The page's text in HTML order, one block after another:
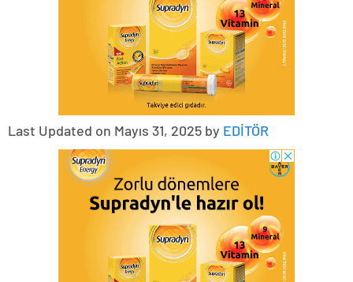
Last Updated on Mayıs 31, 2025 by EDİTÖR